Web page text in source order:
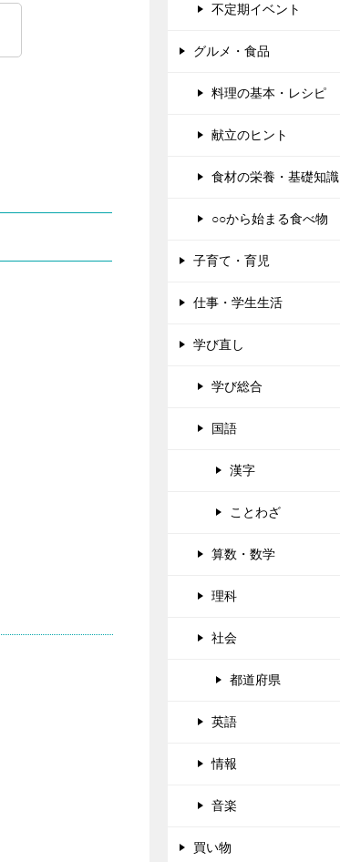
不定期イベント
グルメ・食品
料理の基本・レシピ
献立のヒント
食材の栄養・基礎知識
○○から始まる食べ物
子育て・育児
仕事・学生生活
学び直し
学び総合
国語
漢字
ことわざ
算数・数学
理科
社会
都道府県
英語
情報
音楽
買い物